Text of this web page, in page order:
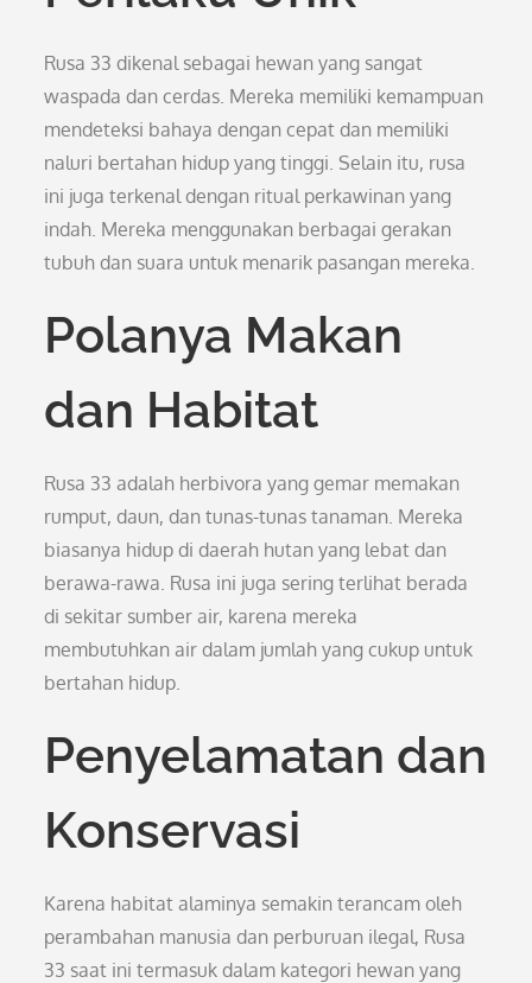
Rusa 33 dikenal sebagai hewan yang sangat
waspada dan cerdas. Mereka memiliki kemampuan
mendeteksi bahaya dengan cepat dan memiliki
naluri bertahan hidup yang tinggi. Selain itu, rusa
ini juga terkenal dengan ritual perkawinan yang
indah. Mereka menggunakan berbagai gerakan
tubuh dan suara untuk menarik pasangan mereka.
Polanya Makan
dan Habitat
Rusa 33 adalah herbivora yang gemar memakan
rumput, daun, dan tunas-tunas tanaman. Mereka
biasanya hidup di daerah hutan yang lebat dan
berawa-rawa. Rusa ini juga sering terlihat berada
di sekitar sumber air, karena mereka
membutuhkan air dalam jumlah yang cukup untuk
bertahan hidup.
Penyelamatan dan
Konservasi
Karena habitat alaminya semakin terancam oleh
perambahan manusia dan perburuan ilegal, Rusa
33 saat ini termasuk dalam kategori hewan yang